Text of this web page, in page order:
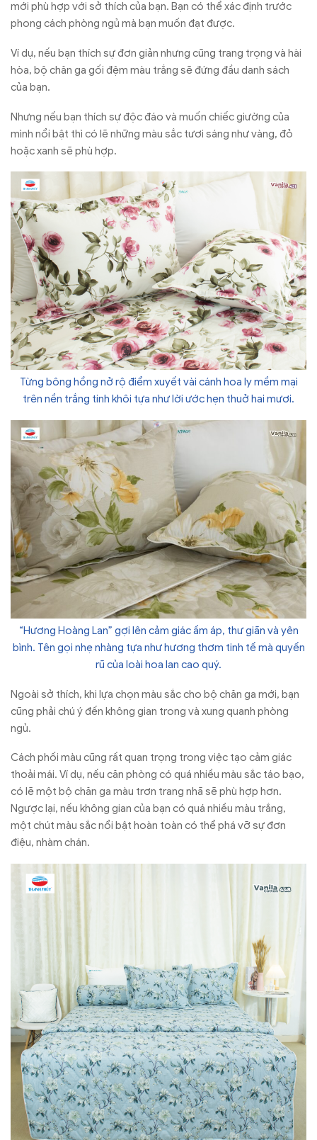
mới phù hợp với sở thích của bạn. Bạn có thể xác định trước
phong cách phòng ngủ mà bạn muốn đạt được.
Ví dụ, nếu bạn thích sự đơn giản nhưng cũng trang trọng và hài
hòa, bộ chăn ga gối đệm màu trắng sẽ đứng đầu danh sách
của bạn.
Nhưng nếu bạn thích sự độc đáo và muốn chiếc giường của
mình nổi bật thì có lẽ những màu sắc tươi sáng như vàng, đỏ
hoặc xanh sẽ phù hợp.
Từng bông hồng nở rộ điểm xuyết vài cánh hoa ly mềm mại
trên nền trắng tinh khôi tựa như lời ước hẹn thuở hai mươi.
“Hương Hoàng Lan” gợi lên cảm giác ấm áp, thư giãn và yên
bình. Tên gọi nhẹ nhàng tựa như hương thơm tinh tế mà quyến
rũ của loài hoa lan cao quý.
Ngoài sở thích, khi lựa chọn màu sắc cho bộ chăn ga mới, bạn
cũng phải chú ý đến không gian trong và xung quanh phòng
ngủ.
Cách phối màu cũng rất quan trọng trong việc tạo cảm giác
thoải mái. Ví dụ, nếu căn phòng có quá nhiều màu sắc táo bạo,
có lẽ một bộ chăn ga màu trơn trang nhã sẽ phù hợp hơn.
Ngược lại, nếu không gian của bạn có quá nhiều màu trắng,
một chút màu sắc nổi bật hoàn toàn có thể phá vỡ sự đơn
điệu, nhàm chán.